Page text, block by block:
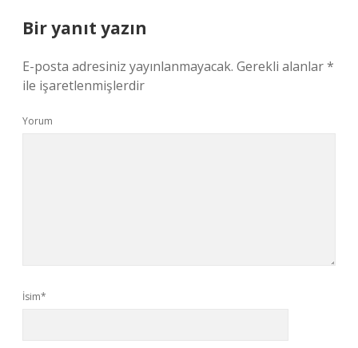
Bir yanıt yazın
E-posta adresiniz yayınlanmayacak. Gerekli alanlar*
ile işaretlenmişlerdir
Yorum
İsim*